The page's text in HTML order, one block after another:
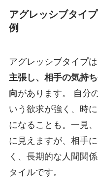
アグレッシブタイ
例
アグレッシブタイプは
主張し、相手の気持
向があります。 自分
いう欲求が強く、時
になることも。一見
に見えますが、相手
く、長期的な人間関
タイルです。